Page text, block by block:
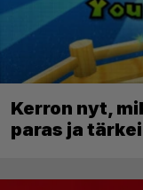
Kerron nyt,
paras ja